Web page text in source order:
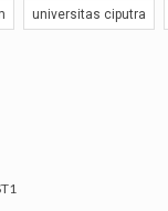
universitas ciputra